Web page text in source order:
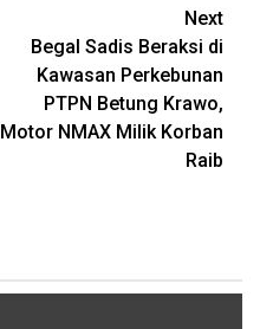
Next
Begal Sadis Beraksi di
Kawasan Perkebunan
PTPN Betung Krawo,
Motor NMAX Milik Korban
Raib